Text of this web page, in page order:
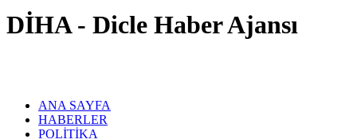
DİHA - Dicle Haber Ajansı
ANA SAYFA
HABERLER
POLİTİKA